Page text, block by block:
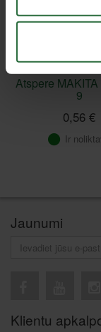
Atspere
9
0,56 €
Ir
Jaunumi
Klientu